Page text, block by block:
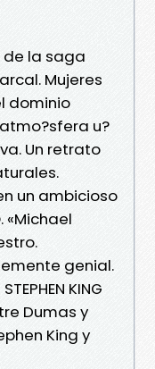
de la saga
Mujeres
dominio
u?
Un retrato
un ambicioso
«Michael
genial.
KING
Dumas y
King y